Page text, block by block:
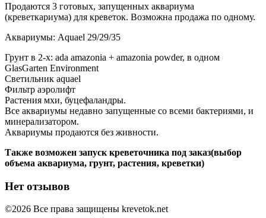
Продаются 3 готовых, запущенных аквариума
(креветкариума) для креветок. Возможна продажа по одному.
Аквариумы: Aquael 29/29/35
Грунт в 2-х: ada amazonia + amazonia powder, в одном
GlasGarten Environment
Светильник aquael
Фильтр аэролифт
Растения мхи, буцефаландры.
Все аквариумы недавно запущенные со всеми бактериями, и
минерализатором.
Аквариумы продаются без живности.
Также возможен запуск креветочника под заказ(выбор
объема аквариума, грунт, растения, креветки)
Нет отзывов
©2026 Все права защищены krevetok.net